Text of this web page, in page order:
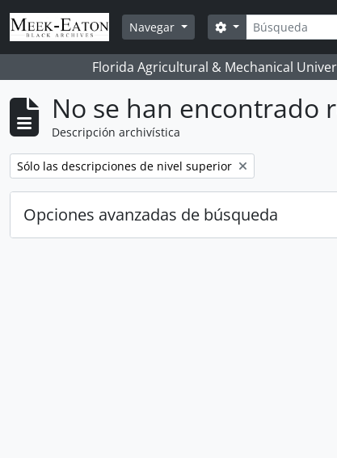
Skip to main content
Navegar
Búsqueda
Search options
Florida Agricultural & Mechanical
No se han encontrado
Descripción archivística
Remove filter:
Sólo las descripciones de nivel superior
Opciones avanzadas de búsqueda